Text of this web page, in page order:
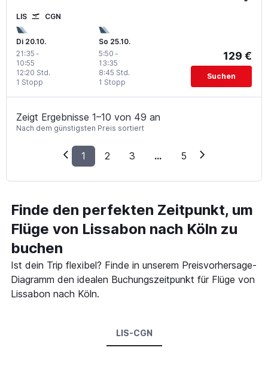
LIS CGN
Di 20.10.
21:35 -
10:55
1 Stopp
12:20 Std.
So 25.10.
5:50 -
13:35
1 Stopp
8:45 Std.
129 €
Suchen
Zeigt Ergebnisse 1–10 von 49 an
Nach dem günstigsten Preis sortiert
1 2 3 ... 5
Finde den perfekten Zeitpunkt, um
Flüge von Lissabon nach Köln zu
buchen
Ist dein Trip flexibel? Finde in unserem Preisvorhersage-
Diagramm den idealen Buchungszeitpunkt für Flüge von
Lissabon nach Köln.
LIS-CGN